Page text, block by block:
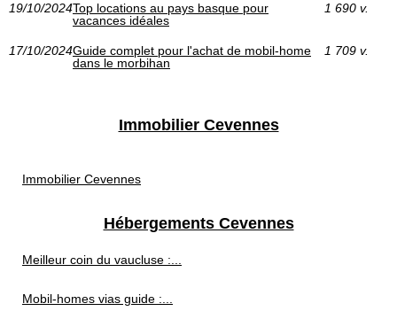
19/10/2024Top locations au pays basque pour
vacances idéales
1 690 v.
17/10/2024Guide complet pour l'achat de mobil-home
dans le morbihan
1 709 v.
Immobilier Cevennes
Immobilier Cevennes
Hébergements Cevennes
Meilleur coin du vaucluse :...
Mobil-homes vias guide :...